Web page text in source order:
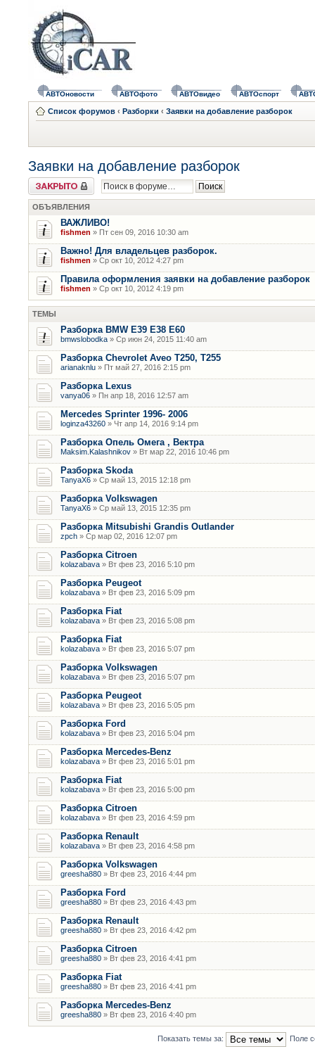
АВТОновости АВТОфото АВТОвидео АВТОспорт
Список форумов ‹ Разборки ‹ Заявки на добавление разборок
Заявки на добавление разборок
Форум закрыт
ОБЪЯВЛЕНИЯ
ВАЖЛИВО!
fishmen » Пт сен 09, 2016 10:30 am
Важно! Для владельцев разборок.
fishmen » Ср окт 10, 2012 4:27 pm
Правила оформления заявки на добавление разборок
fishmen » Ср окт 10, 2012 4:19 pm
ТЕМЫ
Разборка BMW E39 E38 E60
bmwslobodka » Ср июн 24, 2015 11:40 am
Разборка Chevrolet Aveo T250, T255
arianaknlu » Пт май 27, 2016 2:15 pm
Разборка Lexus
vanya06 » Пн апр 18, 2016 12:57 am
Mercedes Sprinter 1996- 2006
loginza43260 » Чт апр 14, 2016 9:14 pm
Разборка Опель Омега , Вектра
Maksim.Kalashnikov » Вт мар 22, 2016 10:46 pm
Разборка Skoda
TanyaX6 » Ср май 13, 2015 12:18 pm
Разборка Volkswagen
TanyaX6 » Ср май 13, 2015 12:35 pm
Разборка Mitsubishi Grandis Outlander
zpch » Ср мар 02, 2016 12:07 pm
Разборка Citroen
kolazabava » Вт фев 23, 2016 5:10 pm
Разборка Peugeot
kolazabava » Вт фев 23, 2016 5:09 pm
Разборка Fiat
kolazabava » Вт фев 23, 2016 5:08 pm
Разборка Fiat
kolazabava » Вт фев 23, 2016 5:07 pm
Разборка Volkswagen
kolazabava » Вт фев 23, 2016 5:07 pm
Разборка Peugeot
kolazabava » Вт фев 23, 2016 5:05 pm
Разборка Ford
kolazabava » Вт фев 23, 2016 5:04 pm
Разборка Mercedes-Benz
kolazabava » Вт фев 23, 2016 5:01 pm
Разборка Fiat
kolazabava » Вт фев 23, 2016 5:00 pm
Разборка Citroen
kolazabava » Вт фев 23, 2016 4:59 pm
Разборка Renault
kolazabava » Вт фев 23, 2016 4:58 pm
Разборка Volkswagen
greesha880 » Вт фев 23, 2016 4:44 pm
Разборка Ford
greesha880 » Вт фев 23, 2016 4:43 pm
Разборка Renault
greesha880 » Вт фев 23, 2016 4:42 pm
Разборка Citroen
greesha880 » Вт фев 23, 2016 4:41 pm
Разборка Fiat
greesha880 » Вт фев 23, 2016 4:41 pm
Разборка Mercedes-Benz
greesha880 » Вт фев 23, 2016 4:40 pm
Показать темы за: Поле